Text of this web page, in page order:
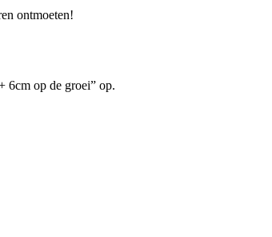
ontmoeten!
6cm op de groei” op.